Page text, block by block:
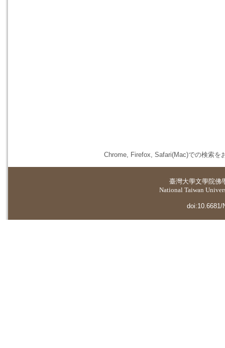
Chrome, Firefox, Safari(Mac)での検索を
臺灣大學文學院佛
National Taiwan
doi:10.6681/